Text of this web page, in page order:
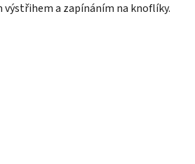
výstřihem a zapínáním na knoflíky.